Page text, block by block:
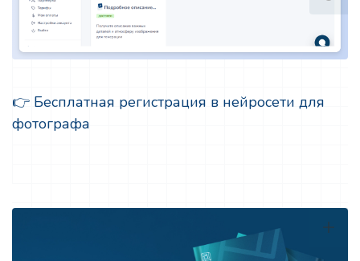
👉 Бесплатная регистрация в нейросети для
фотографа